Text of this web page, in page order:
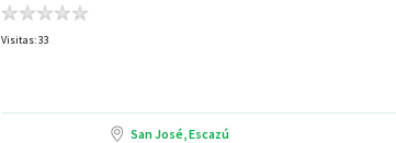
Visitas: 33
San José, Escazú